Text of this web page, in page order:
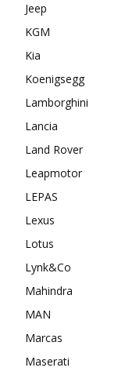
Jeep
KGM
Kia
Koenigsegg
Lamborghini
Lancia
Land Rover
Leapmotor
LEPAS
Lexus
Lotus
Lynk&Co
Mahindra
MAN
Marcas
Maserati